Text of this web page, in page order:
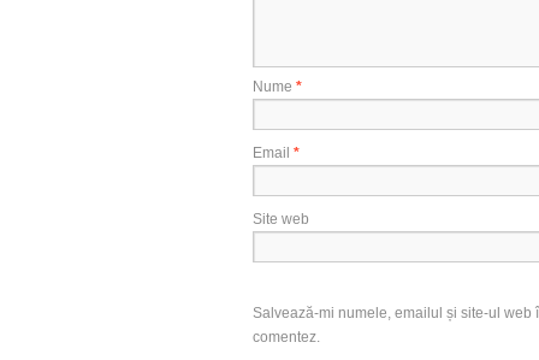
Nume *
Email *
Site web
Salvează-mi numele, emailul și site-ul
comentez.